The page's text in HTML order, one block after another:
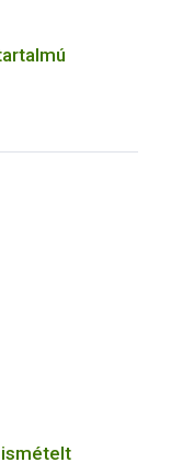
ismételt